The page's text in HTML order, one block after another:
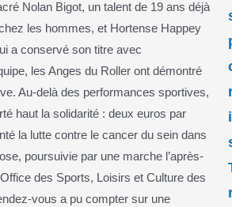
Nolan Bigot, un talent de 19 ans déjà
les hommes, et Hortense Happey
a conservé son titre avec
les Anges du Roller ont démontré
Au-delà des performances sportives,
haut la solidarité : deux euros par
la lutte contre le cancer du sein dans
poursuivie par une marche l’après-
des Sports, Loisirs et Culture des
vous a pu compter sur une